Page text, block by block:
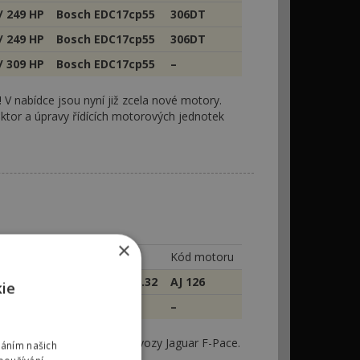
249 HP
Bosch EDC17cp55
306DT
249 HP
Bosch EDC17cp55
306DT
309 HP
Bosch EDC17cp55 –
nabídce jsou nyní již zcela nové motory.
a úpravy řídících motorových jednotek
Řídící jednotka
Kód motoru
381 HP
Bosch MED17.8.32
AJ 126
–
přímý chiptuning pro vozy Jaguar F-Pace.
×
našich